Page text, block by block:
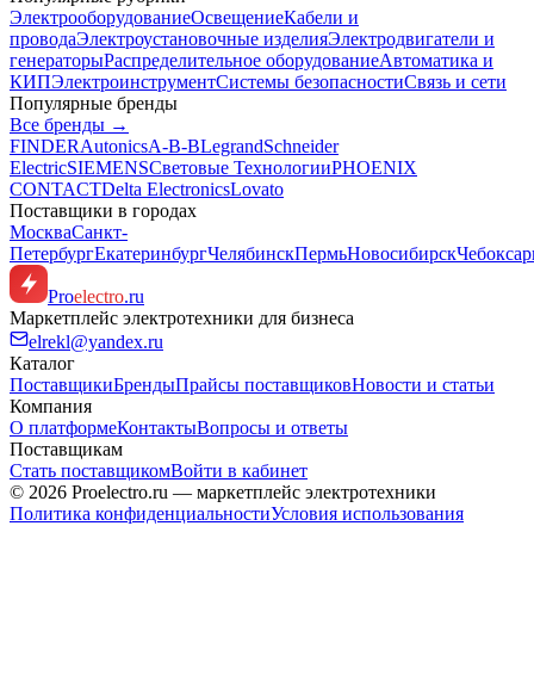
ЭлектрооборудованиеОсвещениеКабели и
проводаЭлектроустановочные изделияЭлектродвигатели и
генераторыРаспределительное оборудованиеАвтоматика и
КИПЭлектроинструментСистемы безопасностиСвязь и сети
Популярные бренды
Все бренды →
FINDERAutonicsA-B-BLegrandSchneider
ElectricSIEMENSСветовые ТехнологииPHOENIX
CONTACTDelta ElectronicsLovato
Поставщики в городах
МоскваСанкт-
ПетербургЕкатеринбургЧелябинскПермьНовосибирск
Proelectro.ru
Маркетплейс электротехники для бизнеса
elrekl@yandex.ru
Каталог
ПоставщикиБрендыПрайсы поставщиковНовости и статьи
Компания
О платформеКонтактыВопросы и ответы
Поставщикам
Стать поставщикомВойти в кабинет
© 2026 Proelectro.ru — маркетплейс электротехники
Политика конфиденциальностиУсловия использования